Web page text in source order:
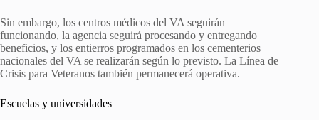
Sin embargo, los centros médicos del VA seguirán
funcionando, la agencia seguirá procesando y entregando
beneficios, y los entierros programados en los cementerios
nacionales del VA se realizarán según lo previsto. La Línea de
Crisis para Veteranos también permanecerá operativa.
Escuelas y universidades